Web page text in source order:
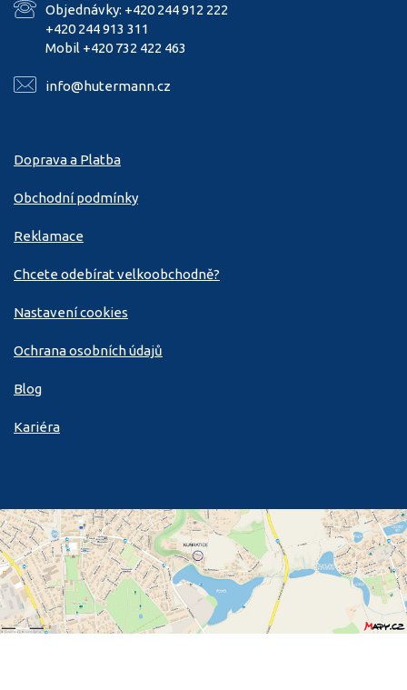
Objednávky: +420 244 912 222
+420 244 913 311
Mobil +420 732 422 463
info@hutermann.cz
Doprava a Platba
Obchodní podmínky
Reklamace
Chcete odebírat velkoobchodně?
Nastavení cookies
Ochrana osobních údajů
Blog
Kariéra